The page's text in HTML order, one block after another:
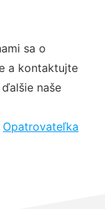
sa o
a kontaktujte
naše
Opatrovateľka